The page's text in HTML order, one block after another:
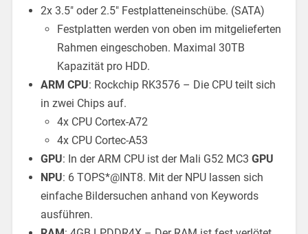
2x 3.5″ oder 2.5″ Festplatteneinschübe. (SATA)
Festplatten werden von oben im mitgelieferten
Rahmen eingeschoben. Maximal 30TB
Kapazität pro HDD.
ARM CPU: Rockchip RK3576 – Die CPU teilt sich
in zwei Chips auf.
4x CPU Cortex-A72
4x CPU Cortec-A53
GPU: In der ARM CPU ist der Mali G52 MC3GPU
NPU: 6 TOPS*@INT8. Mit der NPU lassen sich
einfache Bildersuchen anhand von Keywords
ausführen.